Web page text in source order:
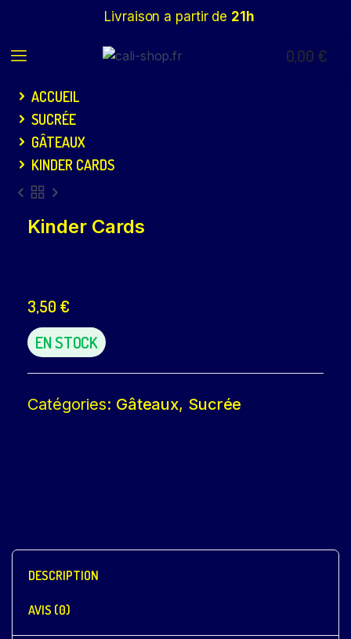
Livraison a partir de 21h
0,00 €
ACCUEIL
SUCRÉE
GÂTEAUX
KINDER CARDS
Kinder Cards
3,50 €
EN STOCK
Catégories: Gâteaux, Sucrée
DESCRIPTION
AVIS (0)